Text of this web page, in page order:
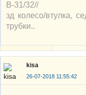
В-31/32//
зд колесо/втулка,
трубки..
kisa
26-07-2018 11:55:42